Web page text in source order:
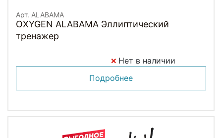
Арт. ALABAMA
OXYGEN ALABAMA Эллиптический
тренажер
Нет в наличии
Подробнее